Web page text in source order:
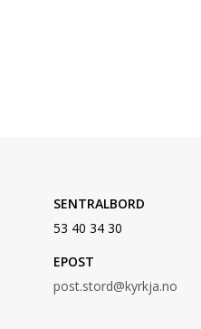
SENTRALBORD
53 40 34 30
EPOST
post.stord@kyrkja.no